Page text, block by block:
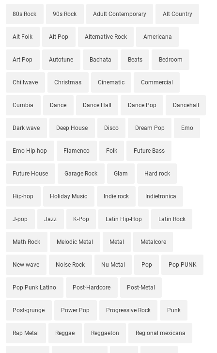
80s Rock 90s Rock Adult Contemporary Alt Country
Alt Folk Alt Pop Alternative Rock Americana
Art Pop Autotune Bachata Beats Bedroom
Chillwave Christmas Cinematic Commercial
Cumbia Dance Dance Hall Dance Pop Dancehall
Dark wave Deep House Disco Dream Pop Emo
Emo Hip-hop Flamenco Folk Future Bass
Future House Garage Rock Glam Hard rock
Hip-hop Holiday Music Indie rock Indietronica
J-pop Jazz K-Pop Latin Hip-Hop Latin Rock
Math Rock Melodic Metal Metal Metalcore
New wave Noise Rock Nu Metal Pop Pop PUNK
Pop Punk Latino Post-Hardcore Post-Metal
Post-grunge Power Pop Progressive Rock Punk
Rap Metal Reggae Reggaeton Regional mexicana